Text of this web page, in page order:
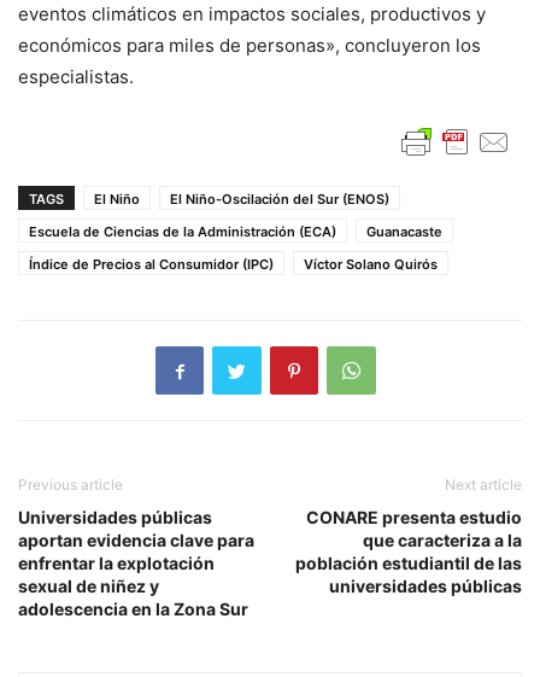
eventos climáticos en impactos sociales, productivos y
económicos para miles de personas», concluyeron los
especialistas.
TAGS El Niño
El Niño-Oscilación del Sur (ENOS)
Escuela de Ciencias de la Administración (ECA)
Guanacaste
Índice de Precios al Consumidor (IPC)
Víctor Solano Quirós
Previous article
Universidades públicas
aportan evidencia clave para
enfrentar la explotación
sexual de niñez y
adolescencia en la Zona Sur
Next article
CONARE presenta estudio
que caracteriza a la
población estudiantil de las
universidades públicas